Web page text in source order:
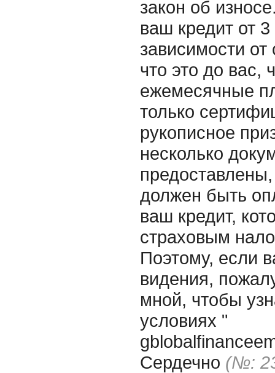
закон об
ваш кредит от
зависимости
что это до вас,
ежемесячные
только
рукописное
несколько
должен быть
ваш кредит,
страховым
Поэтому, если
видения,
мной, чтобы
условиях "
Сердечно (№: